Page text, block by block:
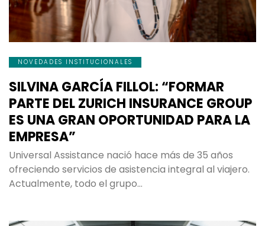
NOVEDADES INSTITUCIONALES
SILVINA GARCÍA FILLOL: “FORMAR
PARTE DEL ZURICH INSURANCE GROUP
ES UNA GRAN OPORTUNIDAD PARA LA
EMPRESA”
Universal Assistance nació hace más de 35 años
ofreciendo servicios de asistencia integral al viajero.
Actualmente, todo el grupo…